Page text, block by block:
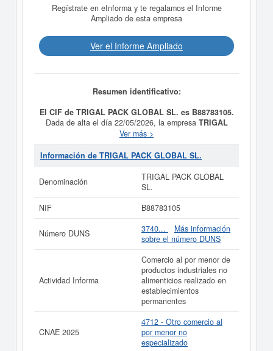
Regístrate en eInforma y te regalamos el Informe
Ampliado de esta empresa
Ver el Informe Ampliado
Resumen identificativo:
El CIF de TRIGAL PACK GLOBAL SL. es B88783105.
Dada de alta el día 22/05/2026, la empresa TRIGAL
tiene como propósito Actividad
principal: Otro comercio al por menor no especializado.
Otras actividades: Comercio al por mayor no
menor no especializado. Esta empresa está incluida
dentro de la categoría SIC 53990000. La última
acumulando un total de 5 consultas. Si desea saber las
esta web puede consultarlo. Esta compañia sitúa su
capital alrededor de unas cifras de 0 a 3.100 €. El
apartado en el que está inscrita la empresaTRIGAL
en el Registro Mercantil es Madrid.
Se reflejan 3 actos en el BORME.
Si está interesado en conocer más datos de la empresa
TRIGAL PACK GLOBAL SL. puedeacceder
inmediatamente a este Informe ampliado
PACK GLOBAL SL.
La última actualización del informe de empresa se ha
realizado el 01/06/2026.
Ver más >
Información de TRIGAL PACK GLOBAL SL.
Denominación
TRIGAL PACK GLOBAL
SL.
NIF
B88783105
Número DUNS 3740...
Más información
sobre el número DUNS
Actividad Informa
Comercio al por menor de
productos industriales no
alimenticios realizado en
establecimientos
permanentes
CNAE 2025
4712 - Otro comercio al
por menor no
especializado